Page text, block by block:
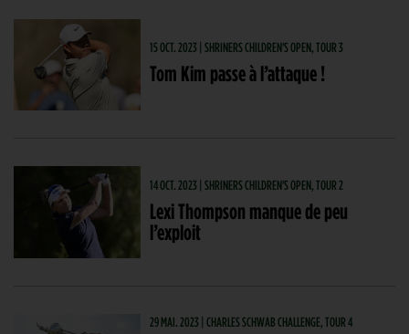
15 OCT. 2023 | SHRINERS CHILDREN'S OPEN, TOUR 3
Tom Kim passe à l’attaque !
14 OCT. 2023 | SHRINERS CHILDREN'S OPEN, TOUR 2
Lexi Thompson manque de peu
l’exploit
29 MAI. 2023 | CHARLES SCHWAB CHALLENGE, TOUR 4